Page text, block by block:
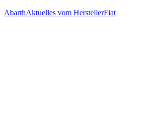
AbarthAktuelles vom HerstellerFiat